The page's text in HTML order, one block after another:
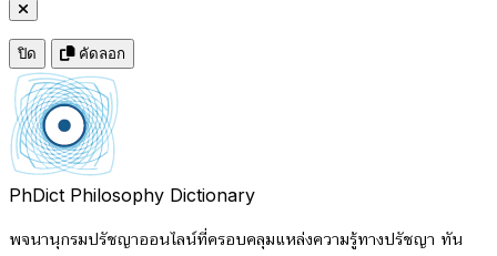
ปิด คัดลอก
PhDict Philosophy Dictionary
พจนานุกรมปรัชญาออนไลน์ที่ครอบคลุมแหล่งความรู้ทางปรัชญา ทัน